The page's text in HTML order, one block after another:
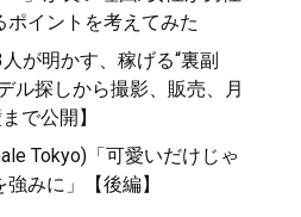
ポイントを考えてみた
が明かす、稼げる“裏副
ル探しから撮影、販売、月
で公開】
Tokyo)「可愛いだけじゃ
みに」【後編】